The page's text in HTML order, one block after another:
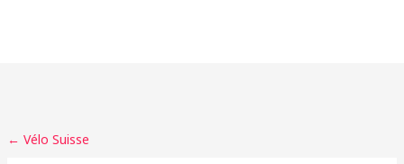
← Vélo Suisse